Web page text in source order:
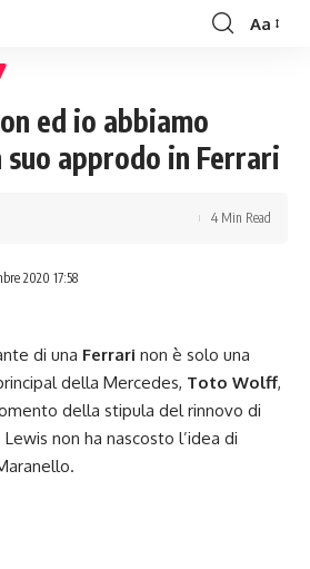
Font
Aa
ed io abbiamo
suo approdo in Ferrari
2020 17:58
4 Min Read
di una Ferrari non è solo una
della Mercedes, Toto Wolff,
della stipula del rinnovo di
non ha nascosto l’idea di